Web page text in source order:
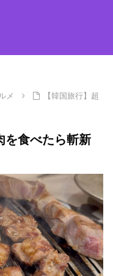
メ
【韓国旅行】超
を食べたら斬新